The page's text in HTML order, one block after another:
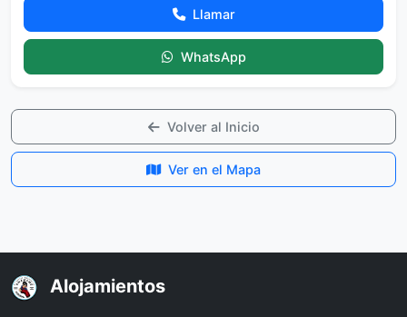
Llamar
WhatsApp
Volver al Inicio
Ver en el Mapa
Alojamientos